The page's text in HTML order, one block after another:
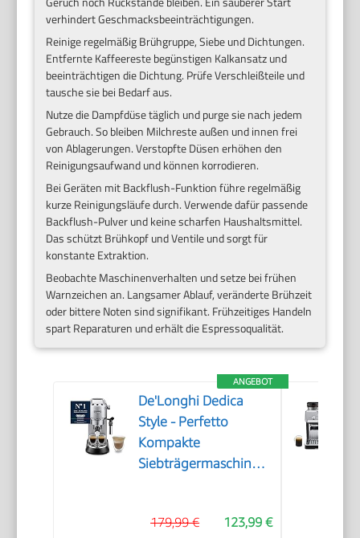
verhindert Geschmacksbeeinträchtigungen.
Reinige regelmäßig Brühgruppe, Siebe und Dichtungen.
Entfernte Kaffeereste begünstigen Kalkansatz und
beeinträchtigen die Dichtung. Prüfe Verschleißteile und
tausche sie bei Bedarf aus.
Nutze die Dampfdüse täglich und purge sie nach jedem
Gebrauch. So bleiben Milchreste außen und innen frei
von Ablagerungen. Verstopfte Düsen erhöhen den
Reinigungsaufwand und können korrodieren.
Bei Geräten mit Backflush-Funktion führe regelmäßig
kurze Reinigungsläufe durch. Verwende dafür passende
Backflush-Pulver und keine scharfen Haushaltsmittel.
Das schützt Brühkopf und Ventile und sorgt für
konstante Extraktion.
Beobachte Maschinenverhalten und setze bei frühen
Warnzeichen an. Langsamer Ablauf, veränderte Brühzeit
oder bittere Noten sind signifikant. Frühzeitiges Handeln
spart Reparaturen und erhält die Espressoqualität.
ANGEBOT
De'Longhi Dedica
Style - Perfetto
Kompakte
Siebträgermaschine
Milchaufschäumer für
123,99 €
179,99 €